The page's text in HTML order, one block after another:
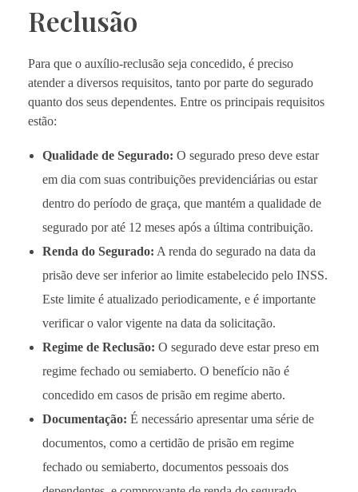
Reclusão
Para que o auxílio-reclusão seja concedido, é preciso
atender a diversos requisitos, tanto por parte do segurado
quanto dos seus dependentes. Entre os principais requisitos
estão:
Qualidade de Segurado: O segurado preso deve estar
em dia com suas contribuições previdenciárias ou estar
dentro do período de graça, que mantém a qualidade de
segurado por até 12 meses após a última contribuição.
Renda do Segurado: A renda do segurado na data da
prisão deve ser inferior ao limite estabelecido pelo INSS.
Este limite é atualizado periodicamente, e é importante
verificar o valor vigente na data da solicitação.
Regime de Reclusão: O segurado deve estar preso em
regime fechado ou semiaberto. O benefício não é
concedido em casos de prisão em regime aberto.
Documentação: É necessário apresentar uma série de
documentos, como a certidão de prisão em regime
fechado ou semiaberto, documentos pessoais dos